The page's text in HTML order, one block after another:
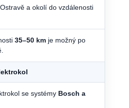
a okolí do vzdálenosti
35–50 km je možný po
se systémy Bosch a